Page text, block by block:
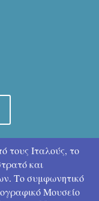
τους Ιταλούς, το
και
Το συμφωνητικό
Μουσείο